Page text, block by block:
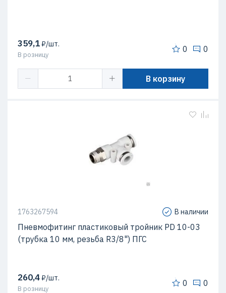
359,1₽/шт.
В розницу
0 0
В корзину
1763267594 В наличии
Пневмофитинг пластиковый тройник PD 10-03
(трубка 10 мм, резьба R3/8") ПГС
260,4₽/шт.
В розницу
0 0